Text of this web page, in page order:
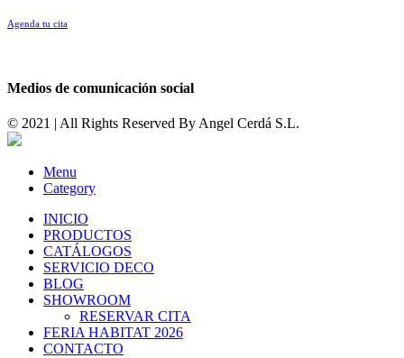
Agenda tu cita
Medios de comunicación social
© 2021 | All Rights Reserved By Angel Cerdá S.L.
Menu
Category
INICIO
PRODUCTOS
CATÁLOGOS
SERVICIO DECO
BLOG
SHOWROOM
RESERVAR CITA
FERIA HABITAT 2026
CONTACTO